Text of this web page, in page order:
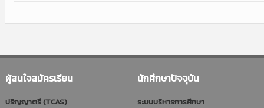
ผู้สนใจสมัครเรียน
ปริญญาตรี (TCAS)
นักศึกษาปัจจุบัน
ระบบบริหารการศึกษา